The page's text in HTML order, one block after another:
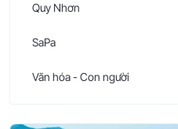
Quy Nhơn
SaPa
Văn hóa - Con người